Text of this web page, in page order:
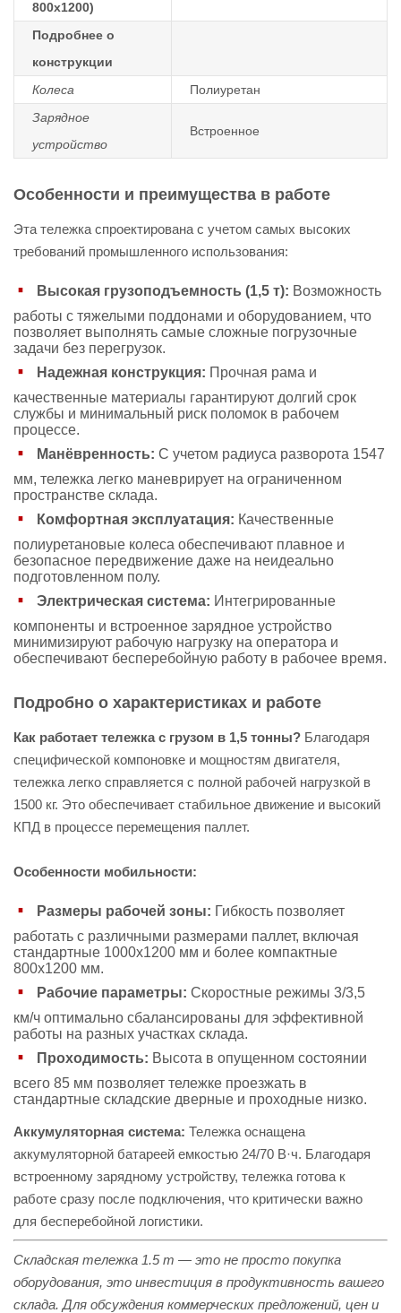
800х1200)
Подробнее о
конструкции
Колеса
Полиуретан
Зарядное
устройство
Встроенное
Особенности и преимущества в работе
Эта тележка спроектирована с учетом самых высоких
требований промышленного использования:
Высокая грузоподъемность (1,5 т): Возможность
работы с тяжелыми поддонами и оборудованием, что
позволяет выполнять самые сложные погрузочные
задачи без перегрузок.
Надежная конструкция: Прочная рама и
качественные материалы гарантируют долгий срок
службы и минимальный риск поломок в рабочем
процессе.
Манёвренность: С учетом радиуса разворота 1547
мм, тележка легко маневрирует на ограниченном
пространстве склада.
Комфортная эксплуатация: Качественные
полиуретановые колеса обеспечивают плавное и
безопасное передвижение даже на неидеально
подготовленном полу.
Электрическая система: Интегрированные
компоненты и встроенное зарядное устройство
минимизируют рабочую нагрузку на оператора и
обеспечивают бесперебойную работу в рабочее время.
Подробно о характеристиках и работе
Как работает тележка с грузом в 1,5 тонны? Благодаря
специфической компоновке и мощностям двигателя,
тележка легко справляется с полной рабочей нагрузкой в
1500 кг. Это обеспечивает стабильное движение и высокий
КПД в процессе перемещения паллет.
Особенности мобильности:
Размеры рабочей зоны: Гибкость позволяет
работать с различными размерами паллет, включая
стандартные 1000х1200 мм и более компактные
800х1200 мм.
Рабочие параметры: Скоростные режимы 3/3,5
км/ч оптимально сбалансированы для эффективной
работы на разных участках склада.
Проходимость: Высота в опущенном состоянии
всего 85 мм позволяет тележке проезжать в
стандартные складские дверные и проходные низко.
Аккумуляторная система: Тележка оснащена
аккумуляторной батареей емкостью 24/70 В·ч. Благодаря
встроенному зарядному устройству, тележка готова к
работе сразу после подключения, что критически важно
для бесперебойной логистики.
Складская тележка 1.5 т — это не просто покупка
оборудования, это инвестиция в продуктивность вашего
склада. Для обсуждения коммерческих предложений, цен и